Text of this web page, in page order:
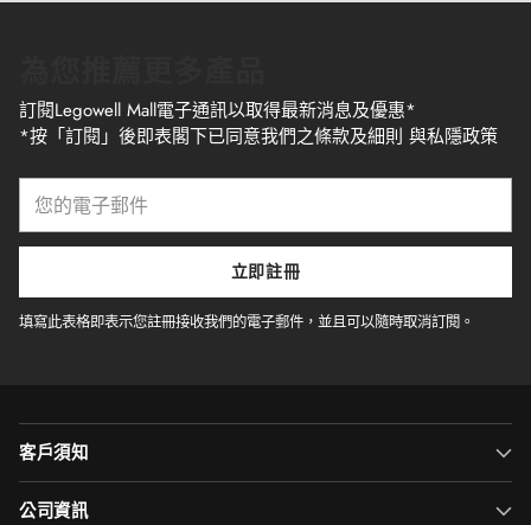
訂閱Legowell Mall電子通訊以取得最新消息及優惠*
*按「訂閱」後即表閣下已同意我們之條款及細則 與私隱政策
電
郵
件
立即註冊
填寫此表格即表示您註冊接收我們的電子郵件，並且可以隨時取消訂閱。
客戶須知
公司資訊